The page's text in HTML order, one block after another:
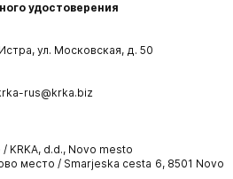
удостоверения
ул. Московская, д. 50
rus@krka.biz
d.d., Novo mesto
место / Smarjeska cesta 6, 8501 Novo